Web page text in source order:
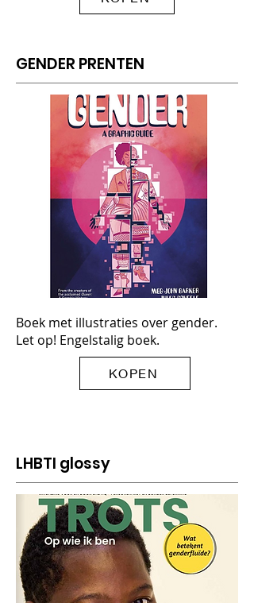
GENDER PRENTEN
Boek met illustraties over gender.
Let op! Engelstalig boek.
KOPEN
LHBTI glossy